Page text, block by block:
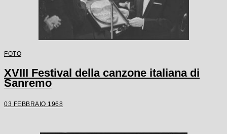
FOTO
XVIII Festival della canzone italiana di
Sanremo
03 FEBBRAIO 1968